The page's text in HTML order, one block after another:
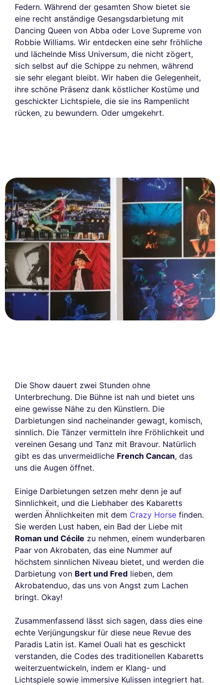
Federn. Während der gesamten Show bietet sie
eine recht anständige Gesangsdarbietung mit
Dancing Queen von Abba oder Love Supreme von
Robbie Williams. Wir entdecken eine sehr fröhliche
und lächelnde Miss Universum, die nicht zögert,
sich selbst auf die Schippe zu nehmen, während
sie sehr elegant bleibt. Wir haben die Gelegenheit,
ihre schöne Präsenz dank köstlicher Kostüme und
geschickter Lichtspiele, die sie ins Rampenlicht
rücken, zu bewundern. Oder umgekehrt.
Die Show dauert zwei Stunden ohne
Unterbrechung. Die Bühne ist nah und bietet uns
eine gewisse Nähe zu den Künstlern. Die
Darbietungen sind nacheinander gewagt, komisch,
sinnlich. Die Tänzer vermitteln ihre Fröhlichkeit und
vereinen Gesang und Tanz mit Bravour. Natürlich
gibt es das unvermeidliche French Cancan, das
uns die Augen öffnet.
Einige Darbietungen setzen mehr denn je auf
Sinnlichkeit, und die Liebhaber des Kabaretts
werden Ähnlichkeiten mit dem Crazy Horse finden.
Sie werden Lust haben, ein Bad der Liebe mit
Roman und Cécile zu nehmen, einem wunderbaren
Paar von Akrobaten, das eine Nummer auf
höchstem sinnlichen Niveau bietet, und werden die
Darbietung von Bert und Fred lieben, dem
Akrobatenduo, das uns von Angst zum Lachen
bringt. Okay!
Zusammenfassend lässt sich sagen, dass dies eine
echte Verjüngungskur für diese neue Revue des
Paradis Latin ist. Kamel Ouali hat es geschickt
verstanden, die Codes des traditionellen Kabaretts
weiterzuentwickeln, indem er Klang- und
Lichtspiele sowie immersive Kulissen integriert hat.